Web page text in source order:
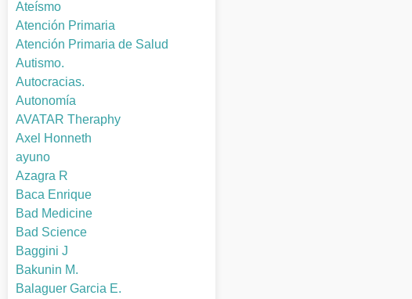
Ateísmo
Atención Primaria
Atención Primaria de Salud
Autismo.
Autocracias.
Autonomía
AVATAR Theraphy
Axel Honneth
ayuno
Azagra R
Baca Enrique
Bad Medicine
Bad Science
Baggini J
Bakunin M.
Balaguer Garcia E.